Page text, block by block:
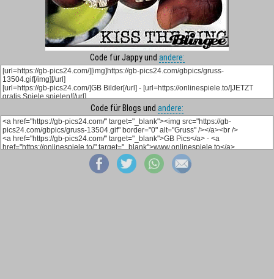
Code für Jappy und andere:
Code für Blogs und andere: